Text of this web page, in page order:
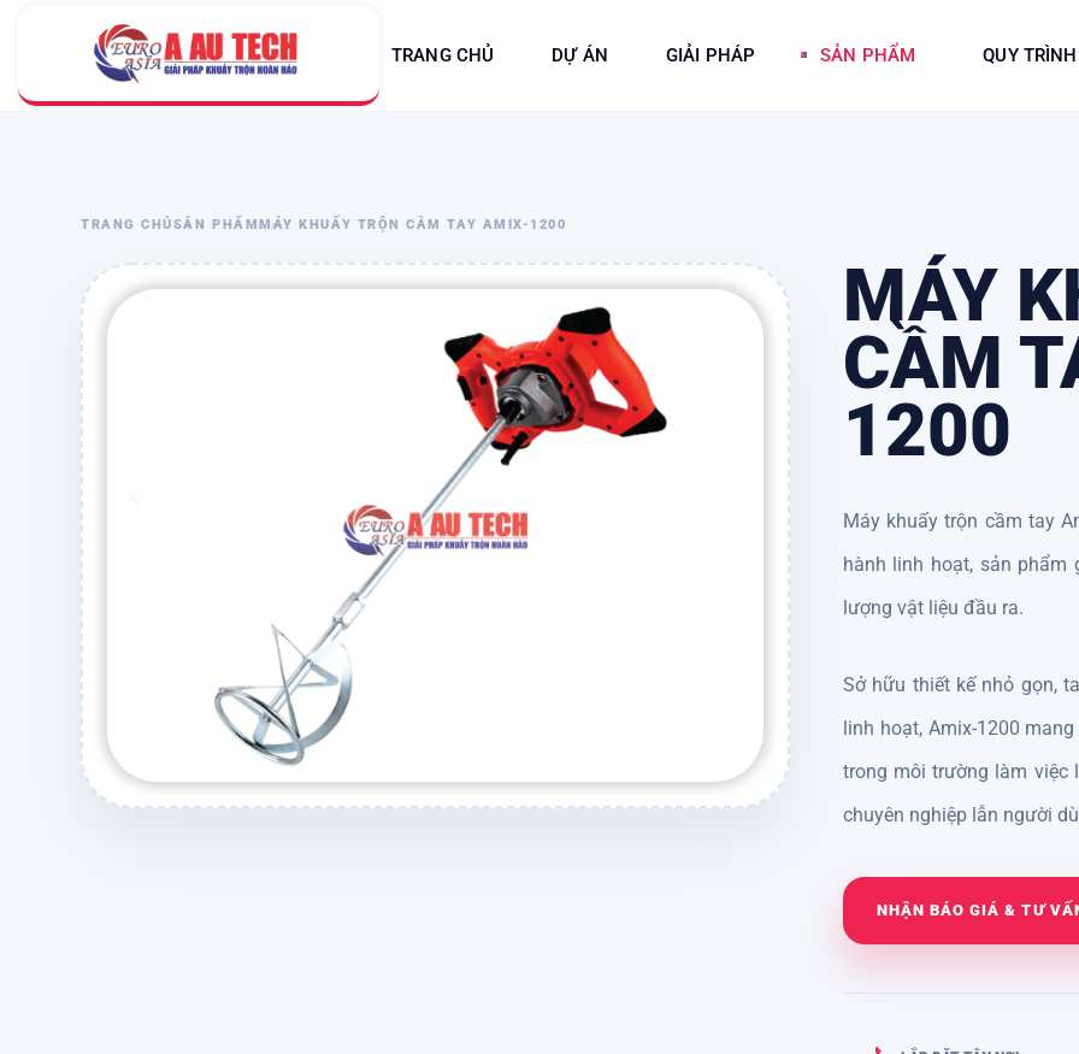
TRANG CHỦ DỰ ÁN GIẢI PHÁP SẢN PHẨM QUY TRÌNH
TRANG CHỦSẢN PHẨMMÁY KHUẤY TRỘN CẦM TAY AMIX-1200
MÁY
CẦM
1200
Máy khuấy trộn cầm tay
hành linh hoạt, sản phẩm
lượng vật liệu đầu ra.
Sở hữu thiết kế nhỏ gọn,
linh hoạt, Amix-1200
trong môi trường làm việc
chuyên nghiệp lẫn người
NHẬN BÁO GIÁ & TƯ